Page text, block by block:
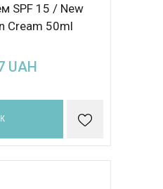
SPF 15 / New
Cream 50ml
UAH